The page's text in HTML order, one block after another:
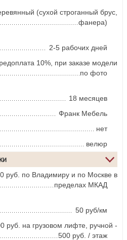
(сухой строганный брус,
фанера)
2-5 рабочих дней
10%, при заказе модели
по фото
18 месяцев
Франк Мебель
нет
велюр
руб. по Владимиру и по Москве в
пределах МКАД
50 руб/км
руб. на грузовом лифте, ручной -
500 руб. / этаж